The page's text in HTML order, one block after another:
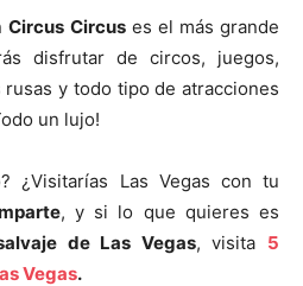
Circus Circuses el más grande
disfrutar de circos, juegos,
y todo tipo de atracciones
un lujo!
¿Visitarías Las Vegas con tu
, y si lo que quieres es
de Las Vegas, visita 5
Vegas.